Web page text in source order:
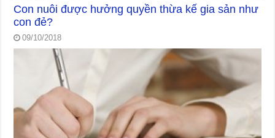
Con nuôi được hưởng quyền thừa kế gia sản như
con đẻ?
09/10/2018